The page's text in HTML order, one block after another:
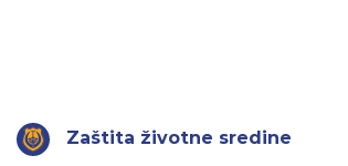
Zaštita životne sredine